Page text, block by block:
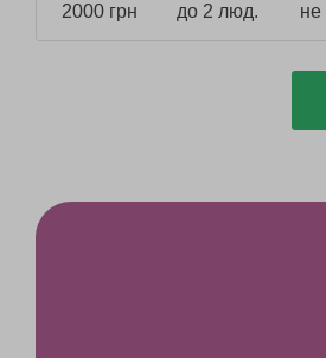
2000 грн до 2 люд.